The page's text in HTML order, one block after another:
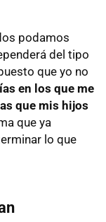
podamos
del tipo
que yo no
en los que me
que mis hijos
que ya
lo que